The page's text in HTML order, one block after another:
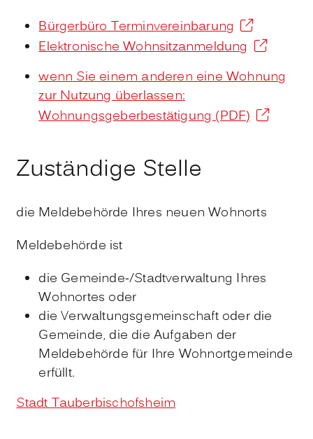
Bürgerbüro Terminvereinbarung
Elektronische Wohnsitzanmeldung
wenn Sie einem anderen eine Wohnung
zur Nutzung überlassen:
Wohnungsgeberbestätigung (PDF)
Zuständige Stelle
die Meldebehörde Ihres neuen Wohnorts
Meldebehörde ist
die Gemeinde-/Stadtverwaltung Ihres
Wohnortes oder
die Verwaltungsgemeinschaft oder die
Gemeinde, die die Aufgaben der
Meldebehörde für Ihre Wohnortgemeinde
erfüllt.
Stadt Tauberbischofsheim